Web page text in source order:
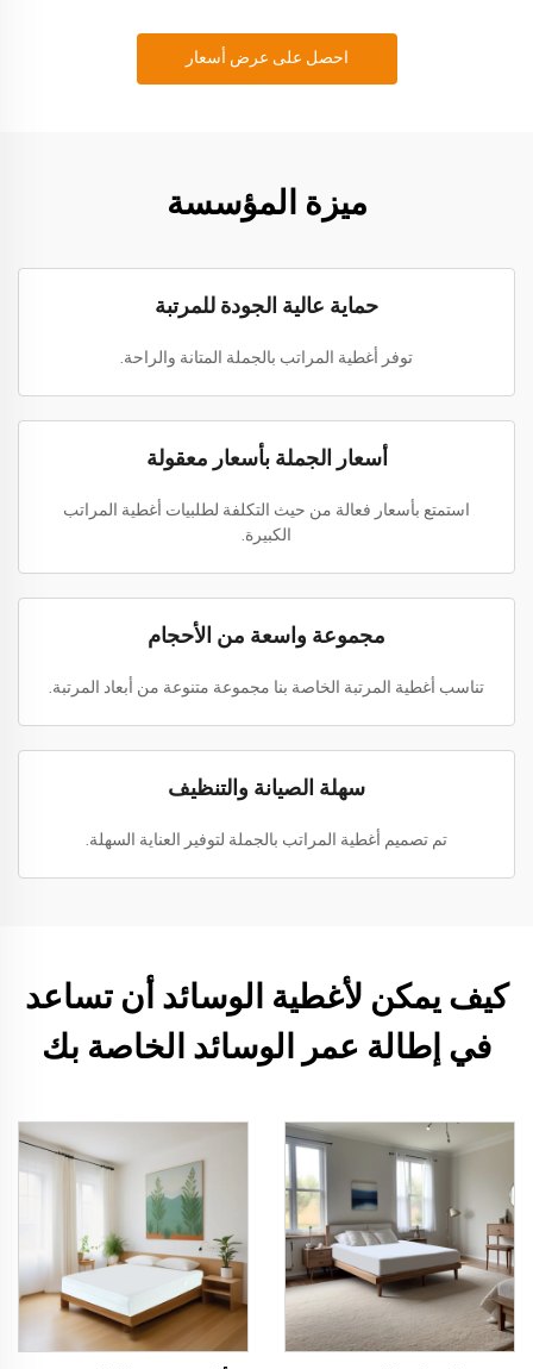
احصل على عرض أسعار
ميزة المؤسسة
حماية عالية الجودة للمرتبة
توفر أغطية المراتب بالجملة المتانة والراحة.
أسعار الجملة بأسعار معقولة
استمتع بأسعار فعالة من حيث التكلفة لطلبيات أغطية المراتب
الكبيرة.
مجموعة واسعة من الأحجام
تناسب أغطية المرتبة الخاصة بنا مجموعة متنوعة من أبعاد المرتبة.
سهلة الصيانة والتنظيف
تم تصميم أغطية المراتب بالجملة لتوفير العناية السهلة.
كيف يمكن لأغطية الوسائد أن تساعد
في إطالة عمر الوسائد الخاصة بك